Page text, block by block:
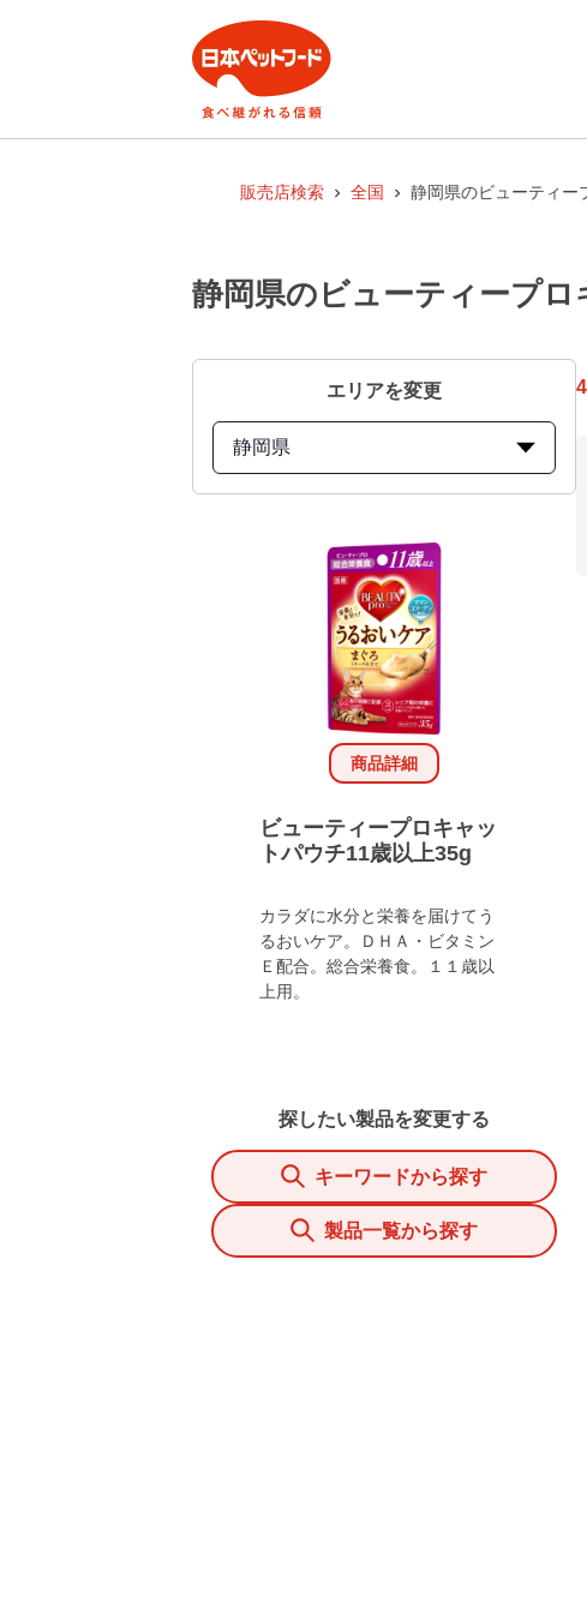
販売店検索 全国 静岡県のビューティー
静岡県のビューティープ
エリアを変更
静岡県
商品詳細
ビューティープロキャッ
トパウチ11歳以上35g
カラダに水分と栄養を届けてう
るおいケア。ＤＨＡ・ビタミン
Ｅ配合。総合栄養食。１１歳以
上用。
探したい製品を変更する
キーワードから探す
製品一覧から探す
4